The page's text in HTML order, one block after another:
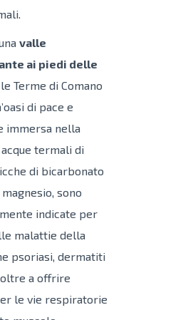
valle
ai piedi delle
Terme di Comano
di pace e
immersa nella
termali di
di bicarbonato
sono
indicate per
malattie della
psoriasi, dermatiti
a offrire
le vie respiratorie